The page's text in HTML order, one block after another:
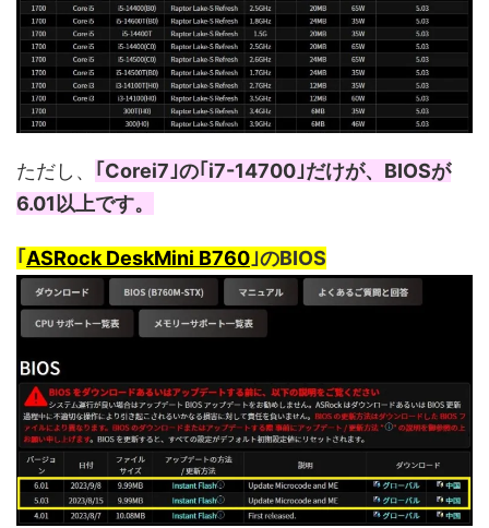
ただし、 ｢Corei7｣の｢i7-14700｣だけが、BIOSが
6.01以上です。
｢ASRock DeskMini B760 ｣のBIOS